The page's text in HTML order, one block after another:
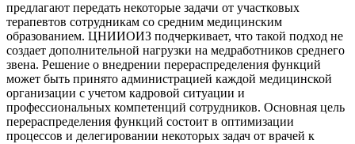
предлагают передать некоторые задачи от участковых
терапевтов сотрудникам со средним медицинским
образованием. ЦНИИОИЗ подчеркивает, что такой подход не
создает дополнительной нагрузки на медработников среднего
звена. Решение о внедрении перераспределения функций
может быть принято администрацией каждой медицинской
организации с учетом кадровой ситуации и
профессиональных компетенций сотрудников. Основная цель
перераспределения функций состоит в оптимизации
процессов и делегировании некоторых задач от врачей к